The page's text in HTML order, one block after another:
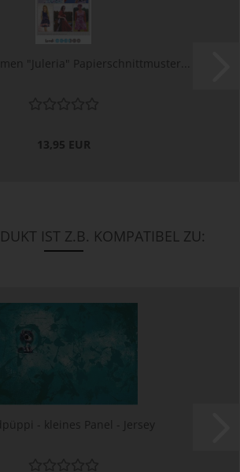
"Juleria" Papierschnittmuster...
13,95 EUR
IST Z.B. KOMPATIBEL ZU:
- kleines Panel - Jersey